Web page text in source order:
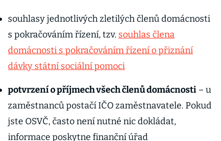
souhlasy jednotlivých zletilých členů domácnosti
s pokračováním řízení, tzv. souhlas člena
domácnosti s pokračováním řízení o přiznání
dávky státní sociální pomoci
potvrzení o příjmech všech členů domácnosti – u
zaměstnanců postačí IČO zaměstnavatele. Pokud
jste OSVČ, často není nutné nic dokládat,
informace poskytne finanční úřad